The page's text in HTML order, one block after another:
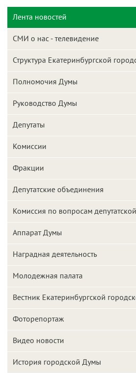
Лента новостей
СМИ о нас - телевидение
Структура Екатеринбургской
Полномочия Думы
Руководство Думы
Депутаты
Комиссии
Фракции
Депутатские объединения
Комиссия по вопросам
Аппарат Думы
Наградная деятельность
Молодежная палата
Вестник Екатеринбургской
Фоторепортаж
Видео новости
История городской Думы